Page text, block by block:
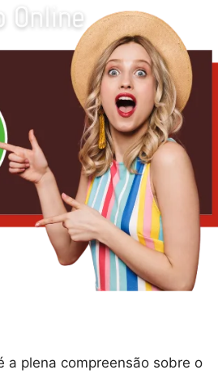
a plena compreensão sobre o